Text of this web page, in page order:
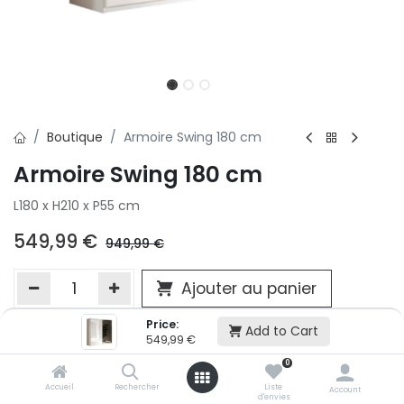
Price:
549,99 € Add to Cart
Accueil Rechercher
0
Liste
d'envies
Account
Boutique Armoire Swing 180 cm
Armoire Swing 180 cm
L180 x H210 x P55 cm
549,99 € 949,99€
Ajouter au panier
Ajouter à la liste d'envie
Si vous ne pouvez pas ajouter cet article dans votre panier
victime de son succès et momentanément indisponible.